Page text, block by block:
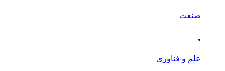
صنعت
.
علم و فناوری